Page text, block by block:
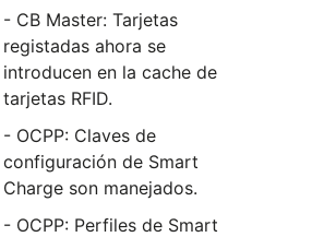
- CB Master: Tarjetas
registadas ahora se
introducen en la cache de
tarjetas RFID.
- OCPP: Claves de
configuración de Smart
Charge son manejados.
- OCPP: Perfiles de Smart